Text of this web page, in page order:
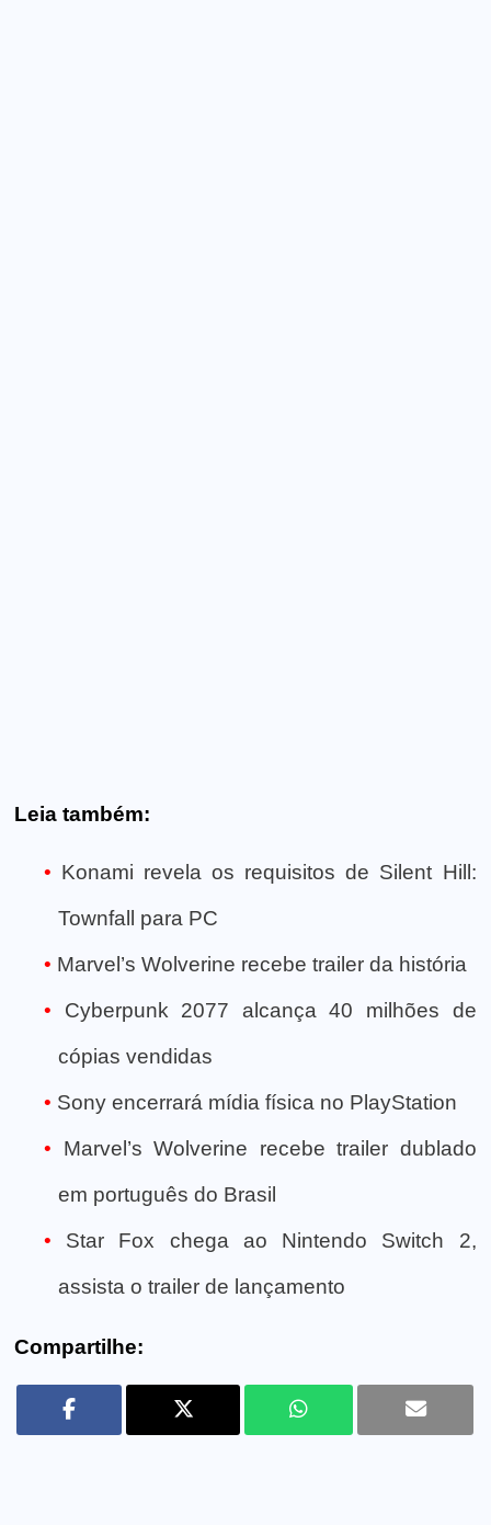
Leia também:
Konami revela os requisitos de Silent Hill:
Townfall para PC
Marvel’s Wolverine recebe trailer da história
Cyberpunk 2077 alcança 40 milhões de
cópias vendidas
Sony encerrará mídia física no PlayStation
Marvel’s Wolverine recebe trailer dublado
em português do Brasil
Star Fox chega ao Nintendo Switch 2,
assista o trailer de lançamento
Compartilhe: